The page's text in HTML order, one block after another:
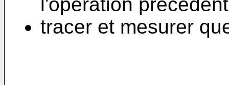
tracer et mesurer